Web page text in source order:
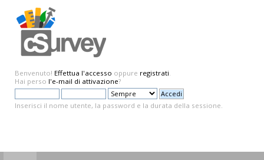
Benvenuto! Effettua l'accesso oppure registrati.
Hai perso l'e-mail di attivazione?
Inserisci il nome utente, la password e la durata della sessione.